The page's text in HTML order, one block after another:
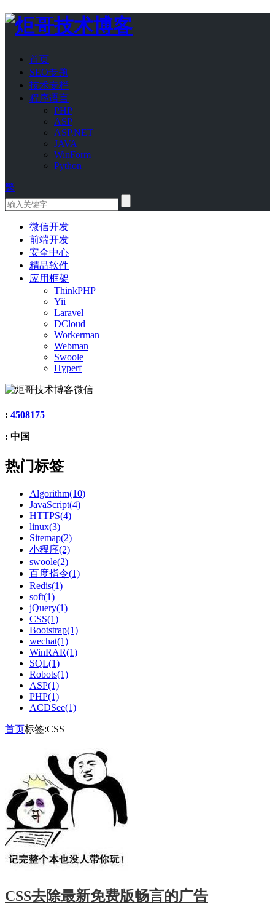
首页
SEO专题
技术专栏
程序语言
PHP
ASP
ASP.NET
JAVA
WinForm
Python
繁
微信开发
前端开发
安全中心
精品软件
应用框架
ThinkPHP
Yii
Laravel
DCloud
Workerman
Webman
Swoole
Hyperf
: 4508175
: 中国
热门标签
Algorithm(10)
JavaScript(4)
HTTPS(4)
linux(3)
Sitemap(2)
小程序(2)
swoole(2)
百度指令(1)
Redis(1)
soft(1)
jQuery(1)
CSS(1)
Bootstrap(1)
wechat(1)
WinRAR(1)
SQL(1)
Robots(1)
ASP(1)
PHP(1)
ACDSee(1)
首页标签:CSS
CSS去除最新免费版畅言的广告